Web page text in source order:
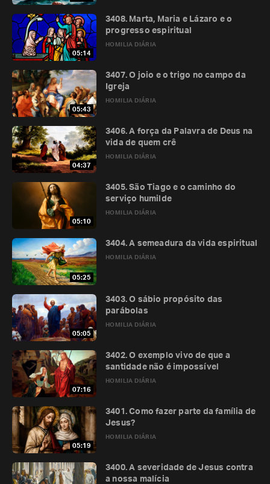
05:14
HOMILIA DIÁRIA
3408. Marta, Maria e Lázaro e o
progresso espiritual
05:43
HOMILIA DIÁRIA
3407. O joio e o trigo no campo da
Igreja
04:37
HOMILIA DIÁRIA
3406. A força da Palavra de Deus na
vida de quem crê
05:10
HOMILIA DIÁRIA
3405. São Tiago e o caminho do
serviço humilde
05:25
HOMILIA DIÁRIA
3404. A semeadura da vida espiritual
05:05
HOMILIA DIÁRIA
3403. O sábio propósito das
parábolas
07:16
HOMILIA DIÁRIA
3402. O exemplo vivo de que a
santidade não é impossível
05:19
HOMILIA DIÁRIA
3401. Como fazer parte da família de
Jesus?
3400. A severidade de Jesus contra
a nossa malícia